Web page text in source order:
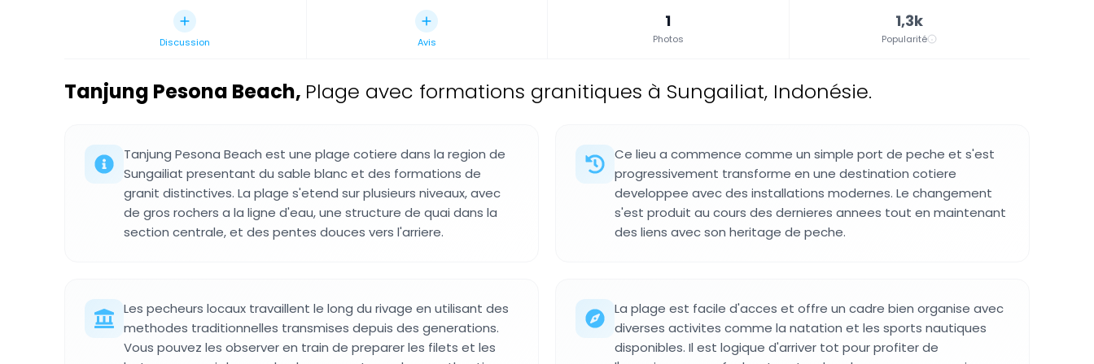
Discussion Avis
1
Photos
1,3k
Popularité
Tanjung Pesona Beach, Plage avec formations granitiques à Sungailiat, Indonésie.
Tanjung Pesona Beach est une plage cotiere dans la region de
Sungailiat presentant du sable blanc et des formations de
granit distinctives. La plage s'etend sur plusieurs niveaux, avec
de gros rochers a la ligne d'eau, une structure de quai dans la
section centrale, et des pentes douces vers l'arriere.
Ce lieu a commence comme un simple port de peche et s'est
progressivement transforme en une destination cotiere
developpee avec des installations modernes. Le changement
s'est produit au cours des dernieres annees tout en maintenant
des liens avec son heritage de peche.
Les pecheurs locaux travaillent le long du rivage en utilisant des
methodes traditionnelles transmises depuis des generations.
Vous pouvez les observer en train de preparer les filets et les
La plage est facile d'acces et offre un cadre bien organise avec
diverses activites comme la natation et les sports nautiques
disponibles. Il est logique d'arriver tot pour profiter de